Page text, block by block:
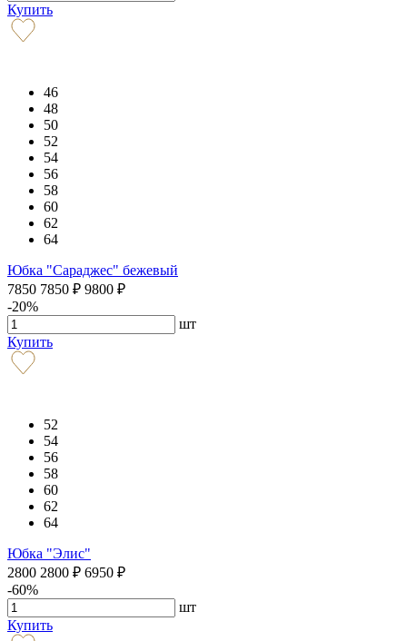
Купить
46
48
50
52
54
56
58
60
62
64
Юбка "Сараджес" бежевый
7850 7850 ₽ 9800 ₽
-20%
шт
Купить
52
54
56
58
60
62
64
Юбка "Элис"
2800 2800 ₽ 6950 ₽
-60%
шт
Купить